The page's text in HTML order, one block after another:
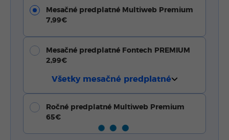
Mesačné predplatné Multiweb Premium
7,99€
Mesačné predplatné Fontech PREMIUM
2,99€
Všetky mesačné predplatné
Ročné predplatné Multiweb Premium
65€